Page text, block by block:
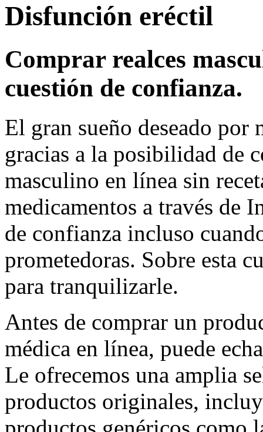
Disfunción eréctil
Comprar realces
cuestión de confianza.
El gran sueño deseado por
gracias a la posibilidad de
masculino en línea sin
medicamentos a través de
de confianza incluso
prometedoras. Sobre esta
para tranquilizarle.
Antes de comprar un
médica en línea, puede
Le ofrecemos una amplia
productos originales,